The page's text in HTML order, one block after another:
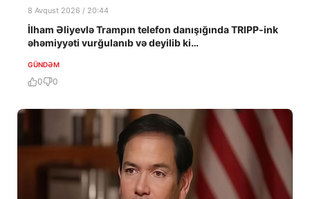
8 Avqust 2026 / 20:44
İlham Əliyevlə Trampın telefon danışığında TRIPP-ink
əhəmiyyəti vurğulanıb və deyilib ki…
GÜNDƏM
0 0